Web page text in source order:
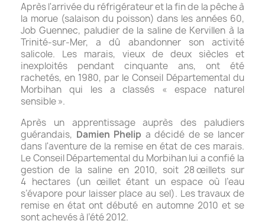
Après l'arrivée du réfrigérateur et la fin de la pêche à
la morue (salaison du poisson) dans les années 60,
Job Guennec, paludier de la saline de Kervillen à la
Trinité-sur-Mer, a dû abandonner son activité
salicole. Les marais, vieux de deux siècles et
inexploités pendant cinquante ans, ont été
rachetés, en 1980, par le Conseil Départemental du
Morbihan qui les a classés « espace naturel
sensible ».
Après un apprentissage auprès des paludiers
guérandais, Damien Phelip a décidé de se lancer
dans l'aventure de la remise en état de ces marais.
Le Conseil Départemental du Morbihan lui a confié la
gestion de la saline en 2010, soit 28œillets sur
4 hectares (un œillet étant un espace où l’eau
s’évapore pour laisser place au sel). Les travaux de
remise en état ont débuté en automne 2010 et se
sont achevés à l’été 2012.